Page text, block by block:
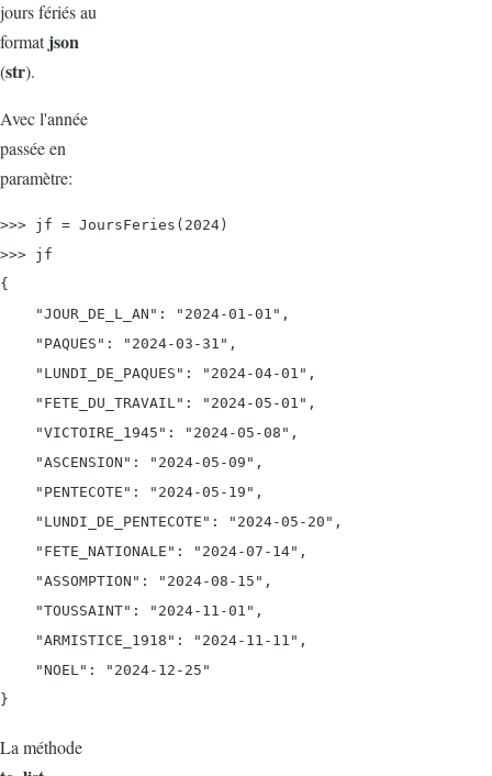
jours fériés au
formatjson
(str).
Avec l'année
passée en
paramètre:
>>> jf = JoursFeries(2024)
>>> jf
{
"JOUR_DE_L_AN": "2024-01-01",
"PAQUES": "2024-03-31",
"LUNDI_DE_PAQUES": "2024-04-01",
"FETE_DU_TRAVAIL": "2024-05-01",
"VICTOIRE_1945": "2024-05-08",
"ASCENSION": "2024-05-09",
"PENTECOTE": "2024-05-19",
"LUNDI_DE_PENTECOTE": "2024-05-20",
"FETE_NATIONALE": "2024-07-14",
"ASSOMPTION": "2024-08-15",
"TOUSSAINT": "2024-11-01",
"ARMISTICE_1918": "2024-11-11",
"NOEL": "2024-12-25"
La méthode